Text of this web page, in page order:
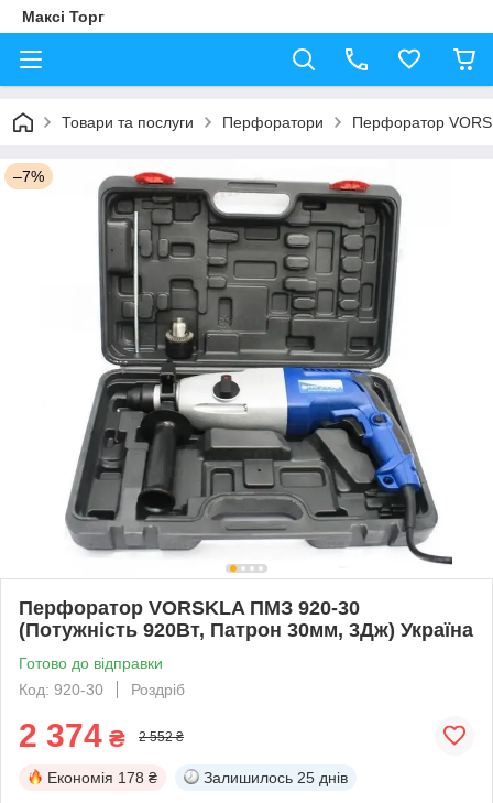
Максі Торг
Товари та послуги Перфоратори Перфоратор
–7%
Перфоратор VORSKLA ПМЗ 920-30
(Потужність 920Вт, Патрон 30мм, 3Дж) Україна
Готово до відправки
Код: 920-30
Роздріб
2 374 ₴ 2 552 ₴
Економія 178 ₴ Залишилось 25 днів